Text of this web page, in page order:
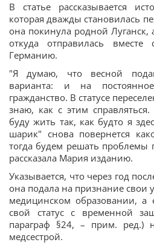
В статье рассказывается
которая дважды становилась
она покинула родной Луганск,
откуда отправилась
Германию.
"Я думаю, что весной
варианта: и на
гражданство. В статусе
знаю, как с этим
буду жить так, как будто я
шарик" снова повернется
тогда будем решать проблемы
рассказала Мария изданию.
Указывается, что через год
она подала на признание свои
медицинском образовании, а
свой статус с временной
параграф §24, – прим. ред.)
медсестрой.